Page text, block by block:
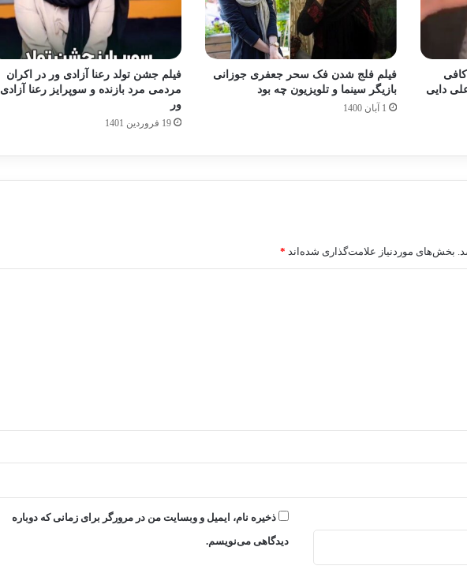
دایی
فیلم فلج شدن فک سحر جعفری جوزانی
بازیگر سینما و تلویزیون چه بود
1 آبان 1400
فیلم جشن تولد رعنا آزادی ور در اکران
مردمی مرد بازنده و سوپرایز رعنا آزادی
ور
19 فروردین 1401
بخش‌های موردنیاز علامت‌گذاری شده‌اند *
ذخیره نام، ایمیل و وبسایت من در مرورگر برای زمانی که دوباره
دیدگاهی می‌نویسم.